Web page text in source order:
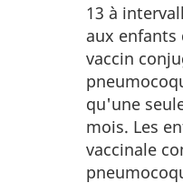
13 à
aux
vaccin
qu'une
mois. Les
vaccinale